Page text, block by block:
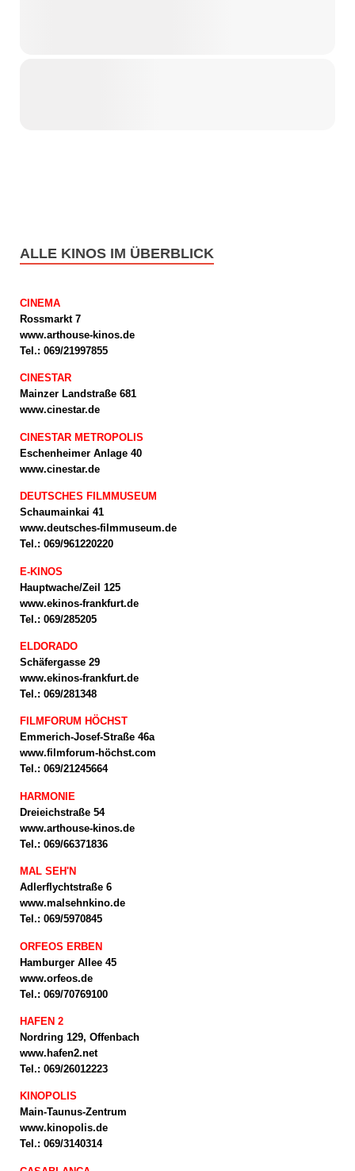
ALLE KINOS IM ÜBERBLICK
CINEMA
Rossmarkt 7
www.arthouse-kinos.de
Tel.: 069/21997855
CINESTAR
Mainzer Landstraße 681
www.cinestar.de
CINESTAR METROPOLIS
Eschenheimer Anlage 40
www.cinestar.de
DEUTSCHES FILMMUSEUM
Schaumainkai 41
www.deutsches-filmmuseum.de
Tel.: 069/961220220
E-KINOS
Hauptwache/Zeil 125
www.ekinos-frankfurt.de
Tel.: 069/285205
ELDORADO
Schäfergasse 29
www.ekinos-frankfurt.de
Tel.: 069/281348
FILMFORUM HÖCHST
Emmerich-Josef-Straße 46a
www.filmforum-höchst.com
Tel.: 069/21245664
HARMONIE
Dreieichstraße 54
www.arthouse-kinos.de
Tel.: 069/66371836
MAL SEH'N
Adlerflychtstraße 6
www.malsehnkino.de
Tel.: 069/5970845
ORFEOS ERBEN
Hamburger Allee 45
www.orfeos.de
Tel.: 069/70769100
HAFEN 2
Nordring 129, Offenbach
www.hafen2.net
Tel.: 069/26012223
KINOPOLIS
Main-Taunus-Zentrum
www.kinopolis.de
Tel.: 069/3140314